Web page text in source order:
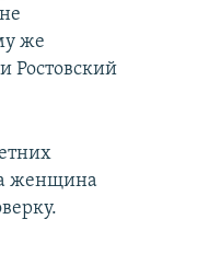
же
Ростовский
женщина